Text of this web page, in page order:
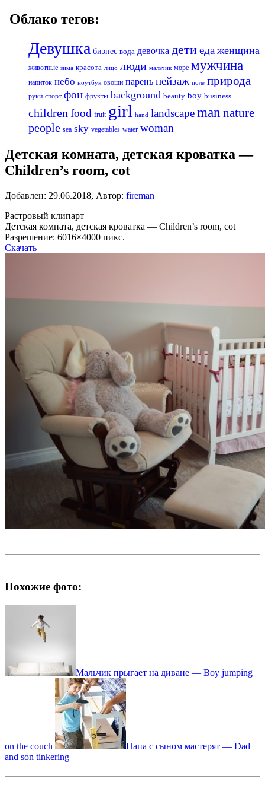
Облако тегов:
Девушка бизнес вода девочка детиеда женщина
животные зима красота лицо люди мальчик море мужчина
напиток небо ноутбук овощи парень пейзаж поле природа
руки спорт фон фрукты background beauty boy business
childrenfood fruit girl hand landscapeman nature
people sea sky vegetables water woman
Детская комната, детская кроватка —
Children’s room, cot
Добавлен: 29.06.2018, Автор: fireman
Растровый клипарт
Детская комната, детская кроватка — Children’s room, cot
Разрешение: 6016×4000 пикс.
Скачать
Похожие фото:
Мальчик прыгает на диване — Boy jumping
on the couch
Папа с сыном мастерят — Dad
and son tinkering